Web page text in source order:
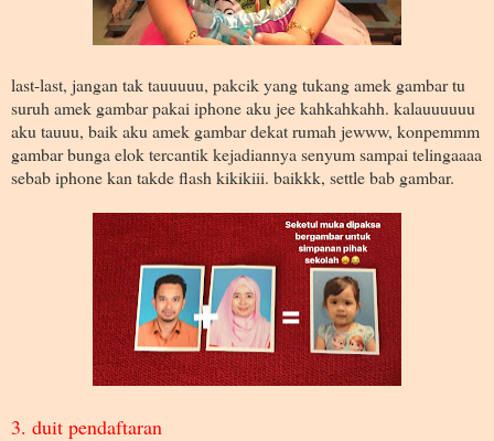
last-last, jangan tak tauuuuu, pakcik yang tukang amek gambar tu
suruh amek gambar pakai iphone aku jee kahkahkahh. kalauuuuuu
aku tauuu, baik aku amek gambar dekat rumah jewww, konpemmm
gambar bunga elok tercantik kejadiannya senyum sampai telingaaaa
sebab iphone kan takde flash kikikiii. baikkk, settle bab gambar.
3. duit pendaftaran